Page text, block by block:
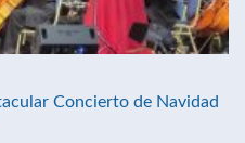
Concierto de Navidad